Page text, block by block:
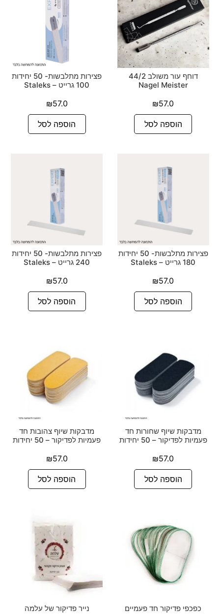
דוחף עור משולב 44/2
Nagel Meister
₪57.0
הוספה לסל
פצירות מתלבשות- 50 יחידות
100 גרייט – Staleks
₪57.0
הוספה לסל
פצירות מתלבשות- 50 יחידות
180 גרייט – Staleks
₪57.0
הוספה לסל
פצירות מתלבשות- 50 יחידות
240 גרייט – Staleks
₪57.0
הוספה לסל
מדבקות שיוף שחורות חד
פעמיות לפדיקור – 50 יחידות
₪57.0
הוספה לסל
מדבקות שיוף צהובות חד
פעמיות לפדיקור – 50 יחידות
₪57.0
הוספה לסל
כפכפי פדיקור חד פעמיים נייר פדיקור של עלמה